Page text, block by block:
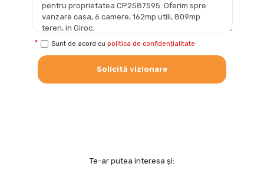
Sunt de acord cu politica de confidențialitate
Solicită vizionare
Te-ar putea interesa și: